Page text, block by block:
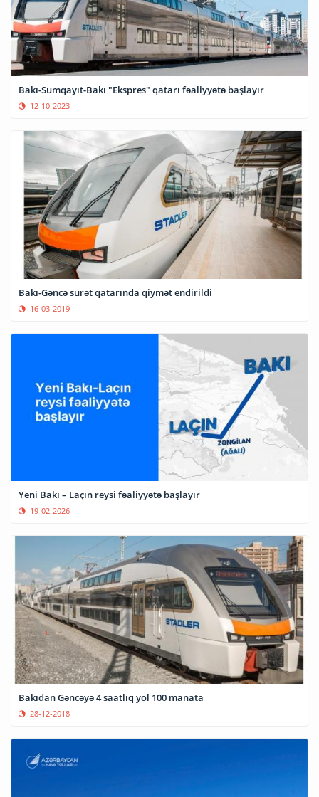
Bakı-Sumqayıt-Bakı "Ekspres" qatarı fəaliyyətə başlayır
12-10-2023
Bakı-Gəncə sürət qatarında qiymət endirildi
16-03-2019
Yeni Bakı – Laçın reysi fəaliyyətə başlayır
19-02-2026
Bakıdan Gəncəyə 4 saatlıq yol 100 manata
28-12-2018